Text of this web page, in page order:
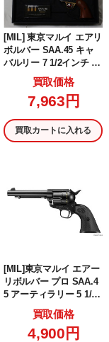
[MIL] 東京マルイ エアリ
ボルバー SAA.45 キャ
バルリー 7 1/2インチ カ
スタム(NO.5) (10歳以上
買取価格
7,963円
買取カートに入れる
[MIL]東京マルイ エアー
リボルバー プロ SAA.4
5 アーティラリー 5 1/2
インチ BK(ブラック/黒)
(10歳以上専用)
買取価格
4,900円